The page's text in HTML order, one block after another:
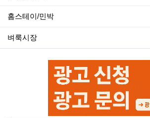
홈스테이/민박
벼룩시장